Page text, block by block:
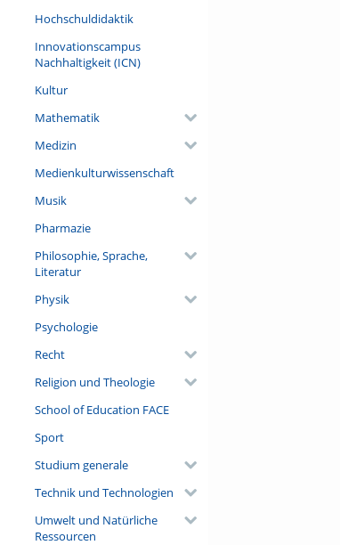
Hochschuldidaktik
Innovationscampus
Nachhaltigkeit (ICN)
Kultur
Mathematik
Medizin
Medienkulturwissenschaft
Musik
Pharmazie
Philosophie, Sprache,
Literatur
Physik
Psychologie
Recht
Religion und Theologie
School of Education FACE
Sport
Studium generale
Technik und Technologien
Umwelt und Natürliche
Ressourcen